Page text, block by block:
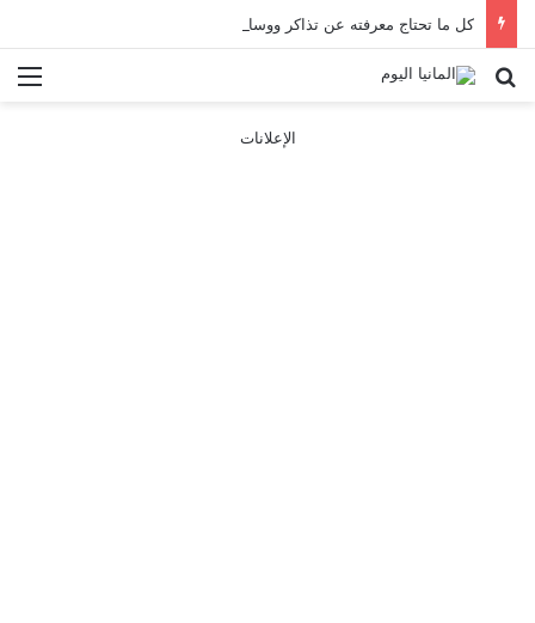
كل ما تحتاج معرفته عن تذاكر ووسائل النقل في باريس 2025
بحث عن
الإعلانات